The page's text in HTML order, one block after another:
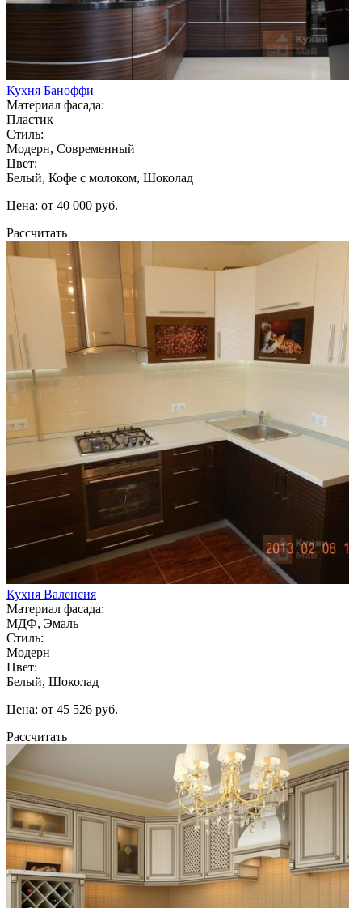
Кухня Баноффи
Материал фасада:
Пластик
Стиль:
Модерн, Современный
Цвет:
Белый, Кофе с молоком, Шоколад
Цена: от 40 000 руб.
Рассчитать
Кухня Валенсия
Материал фасада:
МДФ, Эмаль
Стиль:
Модерн
Цвет:
Белый, Шоколад
Цена: от 45 526 руб.
Рассчитать